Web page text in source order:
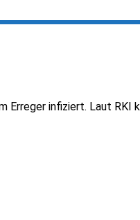
infiziert. Laut RKI